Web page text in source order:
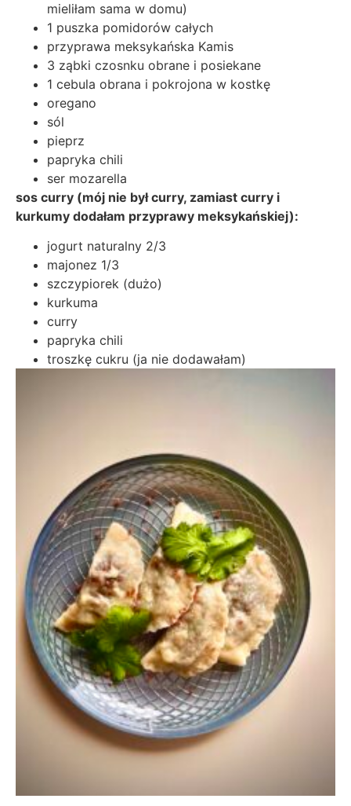
mieliłam sama w domu)
1 puszka pomidorów całych
przyprawa meksykańska Kamis
3 ząbki czosnku obrane i posiekane
1 cebula obrana i pokrojona w kostkę
oregano
sól
pieprz
papryka chili
ser mozarella
sos curry (mój nie był curry, zamiast curry i
kurkumy dodałam przyprawy meksykańskiej):
jogurt naturalny 2/3
majonez 1/3
szczypiorek (dużo)
kurkuma
curry
papryka chili
troszkę cukru (ja nie dodawałam)